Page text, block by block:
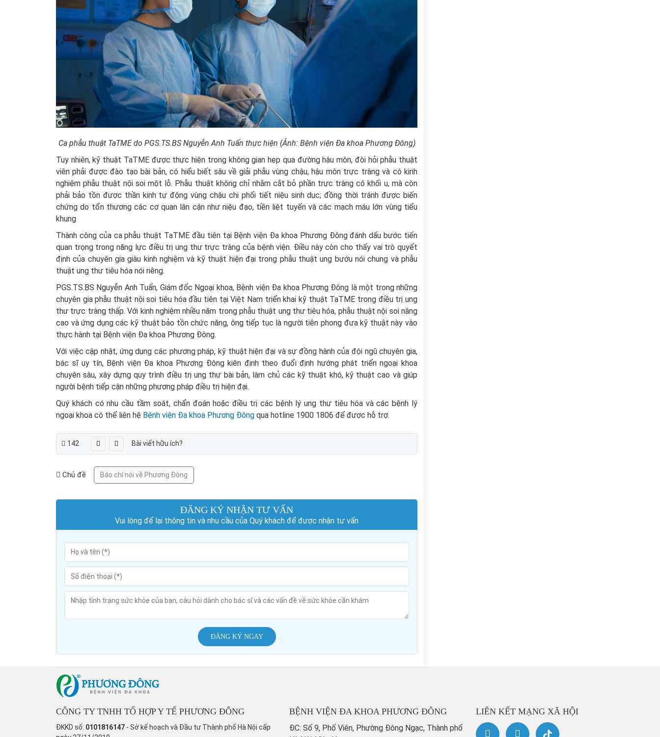
Ca phẫu thuật TaTME do PGS.TS.BS Nguyễn Anh Tuấn thực hiện (Ảnh: Bệnh viện Đa khoa Phương Đông)
Tuy nhiên, kỹ thuật TaTME được thực hiện trong không gian hẹp qua đường hậu môn, đòi hỏi phẫu thuật
viên phải được đào tạo bài bản, có hiểu biết sâu về giải phẫu vùng chậu, hậu môn trực tràng và có kinh
nghiệm phẫu thuật nội soi một lỗ. Phẫu thuật không chỉ nhằm cắt bỏ phần trực tràng có khối u, mà còn
phải bảo tồn được thần kinh tự động vùng chậu chi phối tiết niệu sinh dục; đồng thời tránh được biến
chứng do tổn thương các cơ quan lân cận như niệu đạo, tiền liệt tuyến và các mạch máu lớn vùng tiểu
khung
Thành công của ca phẫu thuật TaTME đầu tiên tại Bệnh viện Đa khoa Phương Đông đánh dấu bước tiến
quan trọng trong năng lực điều trị ung thư trực tràng của bệnh viện. Điều này còn cho thấy vai trò quyết
định của chuyên gia giàu kinh nghiệm và kỹ thuật hiện đại trong phẫu thuật ung bướu nói chung và phẫu
thuật ung thư tiêu hóa nói riêng.
PGS.TS.BS Nguyễn Anh Tuấn, Giám đốc Ngoại khoa, Bệnh viện Đa khoa Phương Đông là một trong những
chuyên gia phẫu thuật nội soi tiêu hóa đầu tiên tại Việt Nam triển khai kỹ thuật TaTME trong điều trị ung
thư trực tràng thấp. Với kinh nghiệm nhiều năm trong phẫu thuật ung thư tiêu hóa, phẫu thuật nội soi nâng
cao và ứng dụng các kỹ thuật bảo tồn chức năng, ông tiếp tục là người tiên phong đưa kỹ thuật này vào
thực hành tại Bệnh viện Đa khoa Phương Đông.
Với việc cập nhật, ứng dụng các phương pháp, kỹ thuật hiện đại và sự đồng hành của đội ngũ chuyên gia,
bác sĩ uy tín, Bệnh viện Đa khoa Phương Đông kiên định theo đuổi định hướng phát triển ngoại khoa
chuyên sâu, xây dựng quy trình điều trị ung thư bài bản, làm chủ các kỹ thuật khó, kỹ thuật cao và giúp
người bệnh tiếp cận những phương pháp điều trị hiện đại.
Quý khách có nhu cầu tầm soát, chẩn đoán hoặc điều trị các bệnh lý ung thư tiêu hóa và các bệnh lý
ngoại khoa có thể liên hệ Bệnh viện Đa khoa Phương Đông qua hotline 1900 1806 để được hỗ trợ.
142 Bài viết hữu ích?
Chủ đề Báo chí nói về Phương Đông
ĐĂNG KÝ NHẬN TƯ VẤN
Vui lòng để lại thông tin và nhu cầu của Quý khách để được nhận tư vấn
ĐĂNG KÝ NGAY
CÔNG TY TNHH TỔ HỢP Y TẾ PHƯƠNG ĐÔNG
ĐKKD số: 0101816147 - Sở kế hoạch và Đầu tư Thành phố Hà Nội cấp
BỆNH VIỆN ĐA KHOA PHƯƠNG ĐÔNG
ĐC: Số 9, Phố Viên, Phường Đông Ngạc, Thành phố
LIÊN KẾT MẠNG XÃ HỘI